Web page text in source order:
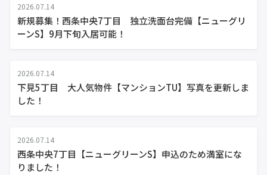
2026.07.14
新規募集！西条中央7丁目 独立洗面台完備【ニューグリ
ーンS】9月下旬入居可能！
2026.07.14
下見5丁目 大人気物件【マンションTU】写真を更新しま
した！
2026.07.14
西条中央7丁目【ニューグリーンS】申込のため満室にな
りました！